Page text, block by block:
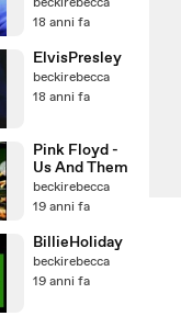
18 anni fa
ElvisPresley
beckirebecca
18 anni fa
Pink Floyd -
Us And Them
beckirebecca
19 anni fa
BillieHoliday
beckirebecca
19 anni fa